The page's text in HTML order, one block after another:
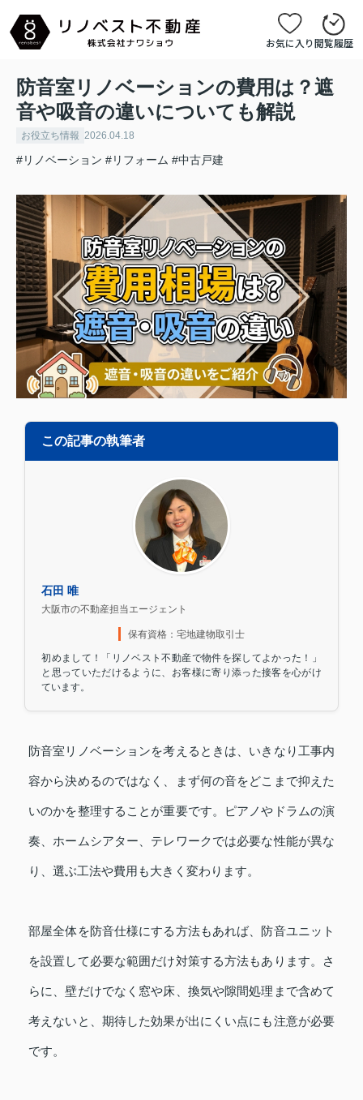
お気に入り閲覧履歴
防音室リノベーションの費用は？遮
音や吸音の違いについても解説
お役立ち情報 2026.04.18
#リノベーション #リフォーム #中古戸建
この記事の執筆者
石田 唯
大阪市の不動産担当エージェント
保有資格：宅地建物取引士
初めまして！「リノベスト不動産で物件を探してよかった！」
と思っていただけるように、お客様に寄り添った接客を心がけ
ています。
防音室リノベーションを考えるときは、いきなり工事内
容から決めるのではなく、まず何の音をどこまで抑えた
いのかを整理することが重要です。ピアノやドラムの演
奏、ホームシアター、テレワークでは必要な性能が異な
り、選ぶ工法や費用も大きく変わります。
部屋全体を防音仕様にする方法もあれば、防音ユニット
を設置して必要な範囲だけ対策する方法もあります。さ
らに、壁だけでなく窓や床、換気や隙間処理まで含めて
考えないと、期待した効果が出にくい点にも注意が必要
です。